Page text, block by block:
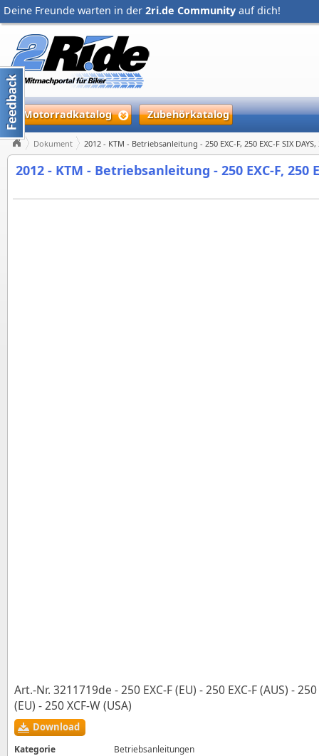
Deine Freunde warten in der 2ri.de Community auf dich!
Motorradkatalog Zubehörkatalog
Dokument 2012 - KTM - Betriebsanleitung - 250 EXC‑F, 250 EXC‑F SIX DAYS,
2012 - KTM - Betriebsanleitung - 250 EXC‑F, 250
Art.-Nr. 3211719de - 250 EXC‑F (EU) - 250 EXC‑F (AUS) - 250
(EU) - 250 XCF‑W (USA)
Download
Kategorie
Betriebsanleitungen